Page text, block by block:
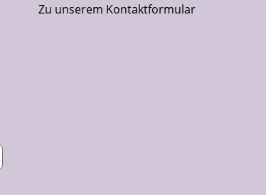
Zu unserem Kontaktformular